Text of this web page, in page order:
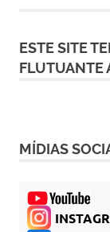
ESTE SITE
FLUTUANTE
MÍDIAS